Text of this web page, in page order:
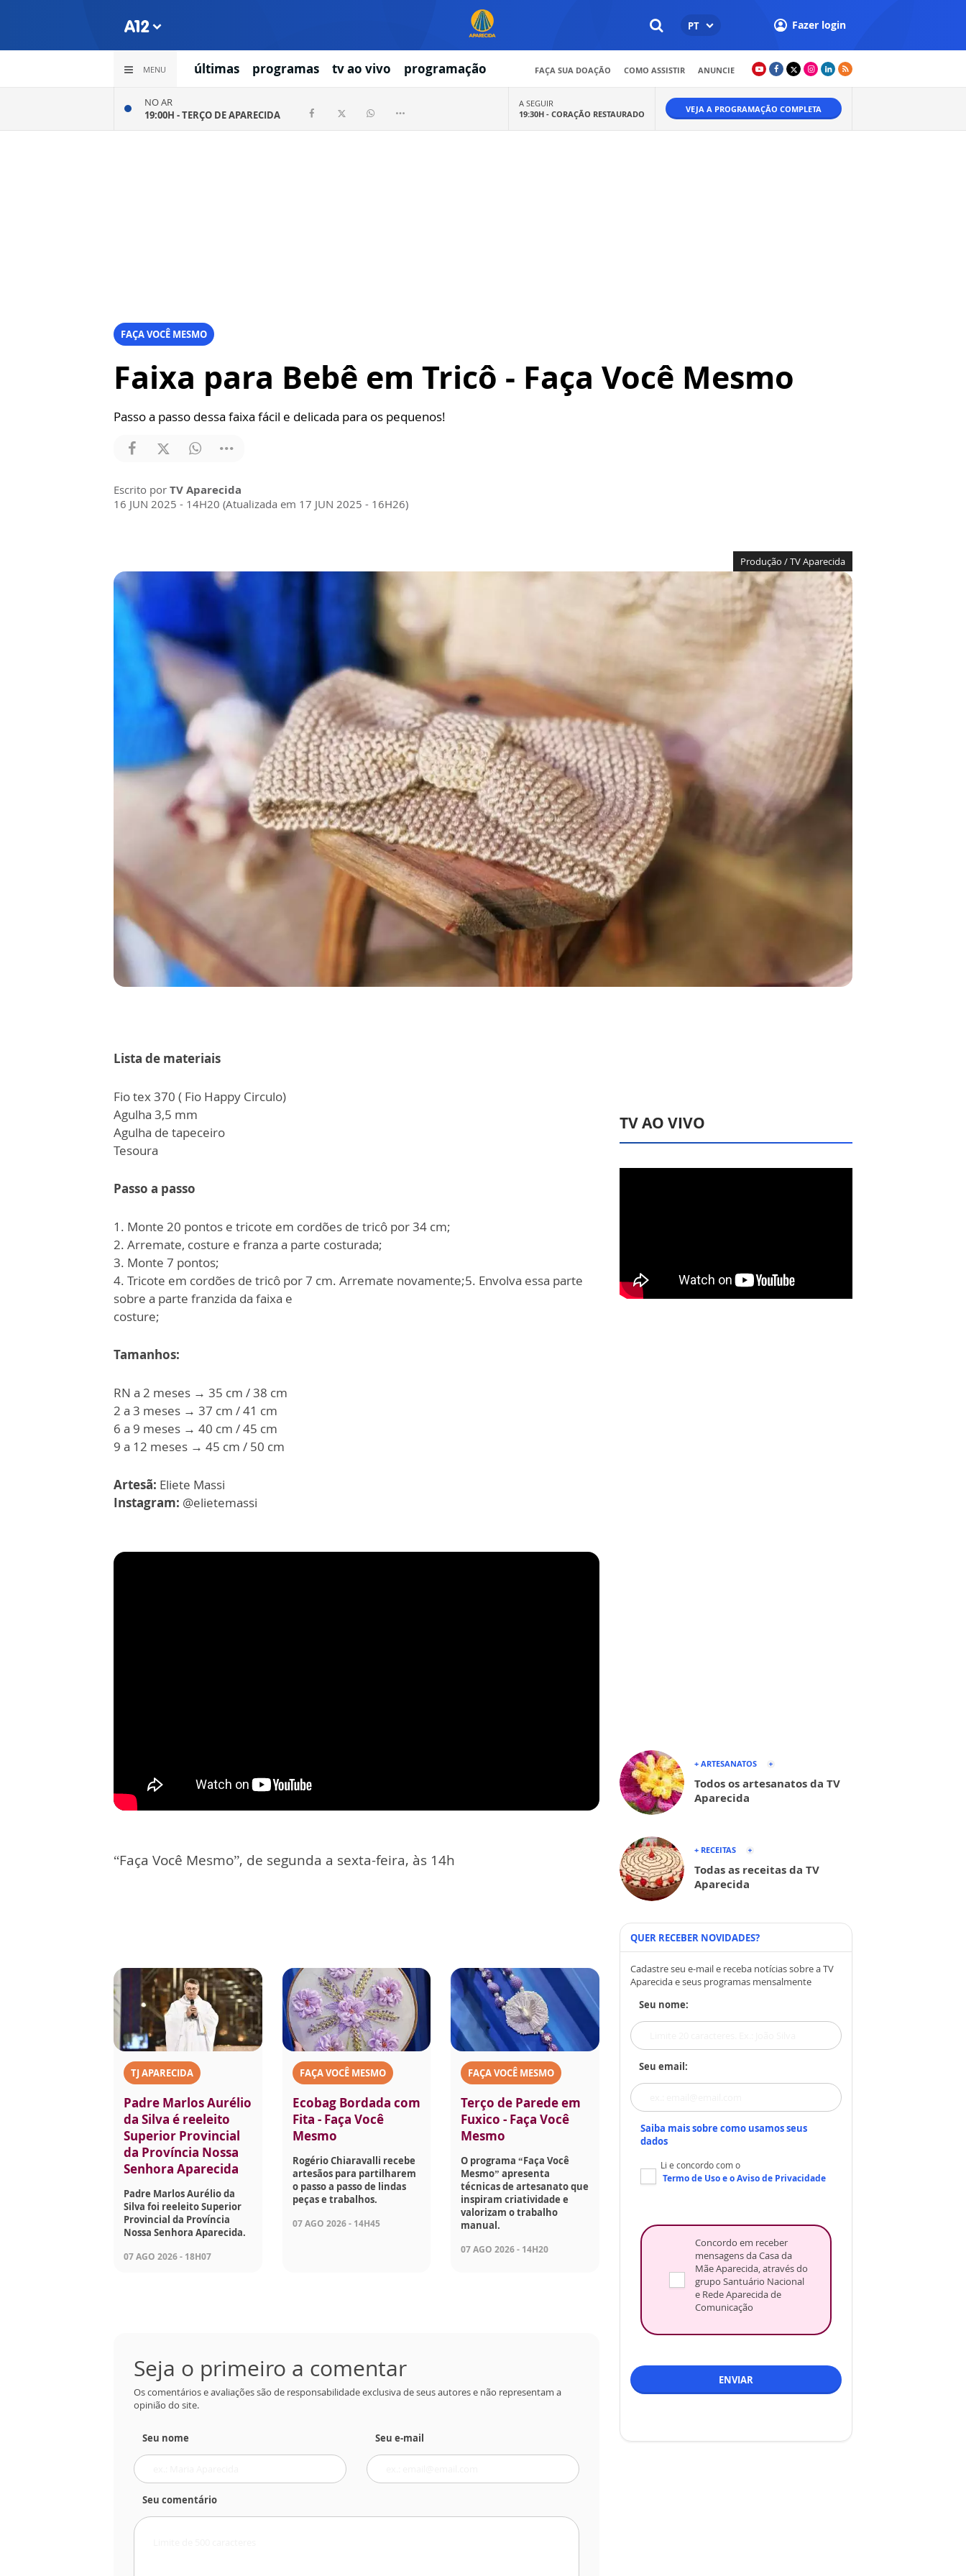
PT Fazer login
MENU últimas programas tv ao vivo programação FAÇA SUA DOAÇÃO COMO ASSISTIR ANUNCIE
NO AR
19:00H -TERÇO DE APARECIDA
A SEGUIR
19:30H - CORAÇÃO RESTAURADO VEJA A PROGRAMAÇÃO COMPLETA
FAÇA VOCÊ MESMO
Faixa para Bebê em Tricô - Faça Você Mesmo
Passo a passo dessa faixa fácil e delicada para os pequenos!
Escrito por TV Aparecida
16 JUN 2025 - 14H20 (Atualizada em 17 JUN 2025 - 16H26)
Produção / TV Aparecida
Lista de materiais
Fio tex 370 ( Fio Happy Circulo)
Agulha 3,5 mm
Agulha de tapeceiro
Tesoura
Passo a passo
1. Monte 20 pontos e tricote em cordões de tricô por 34 cm;
2. Arremate, costure e franza a parte costurada;
3. Monte 7 pontos;
4. Tricote em cordões de tricô por 7 cm. Arremate novamente;5. Envolva essa parte
sobre a parte franzida da faixa e
costure;
Tamanhos:
RN a 2 meses → 35 cm / 38 cm
2 a 3 meses → 37 cm / 41 cm
6 a 9 meses → 40 cm / 45 cm
9 a 12 meses → 45 cm / 50 cm
Artesã: Eliete Massi
Instagram: @elietemassi
“Faça Você Mesmo”, de segunda a sexta-feira, às 14h
TJ APARECIDA
Padre Marlos Aurélio
da Silva é reeleito
Superior Provincial
da Província Nossa
Senhora Aparecida
Padre Marlos Aurélio da
Silva foi reeleito Superior
Provincial da Província
Nossa Senhora Aparecida.
07 AGO 2026 - 18H07
FAÇA VOCÊ MESMO
Ecobag Bordada com
Fita - Faça Você
Mesmo
Rogério Chiaravalli recebe
artesãos para partilharem
o passo a passo de lindas
peças e trabalhos.
07 AGO 2026 - 14H45
FAÇA VOCÊ MESMO
Terço de Parede em
Fuxico - Faça Você
Mesmo
O programa “Faça Você
Mesmo” apresenta
técnicas de artesanato que
inspiram criatividade e
valorizam o trabalho
manual.
07 AGO 2026 - 14H20
Seja o primeiro a comentar
Os comentários e avaliações são de responsabilidade exclusiva de seus autores e não representam a
opinião do site.
Seu nome Seu e-mail
Seu comentário
TV AO VIVO
+ ARTESANATOS
Todos os artesanatos da TV
Aparecida
+ RECEITAS
Todas as receitas da TV
Aparecida
QUER RECEBER NOVIDADES?
Cadastre seu e-mail e receba notícias sobre a TV
Aparecida e seus programas mensalmente
Seu nome:
Seu email:
Saiba mais sobre como usamos seus
dados
Li e concordo com o
Termo de Usoe oAviso de Privacidade
Concordo em receber
mensagens da Casa da
Mãe Aparecida, através do
grupo Santuário Nacional
e Rede Aparecida de
Comunicação
ENVIAR